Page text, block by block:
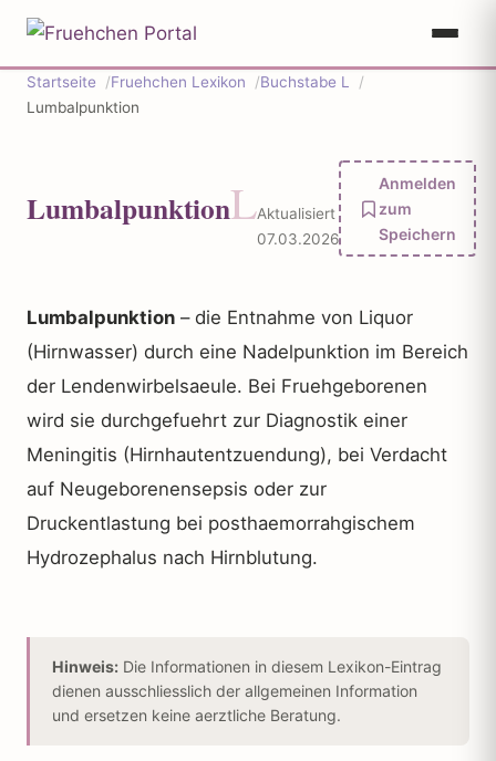
Startseite Fruehchen Lexikon
Buchstabe L
Lumbalpunktion
LumbalpunktionLAktualisiert
07.03.2026
Anmelden
zum
Speichern
Lumbalpunktion – die Entnahme von Liquor
(Hirnwasser) durch eine Nadelpunktion im Bereich
der Lendenwirbelsaeule. Bei Fruehgeborenen
wird sie durchgefuehrt zur Diagnostik einer
Meningitis (Hirnhautentzuendung), bei Verdacht
auf Neugeborenensepsis oder zur
Druckentlastung bei posthaemorrahgischem
Hydrozephalus nach Hirnblutung.
Hinweis: Die Informationen in diesem Lexikon-Eintrag
dienen ausschliesslich der allgemeinen Information
und ersetzen keine aerztliche Beratung.